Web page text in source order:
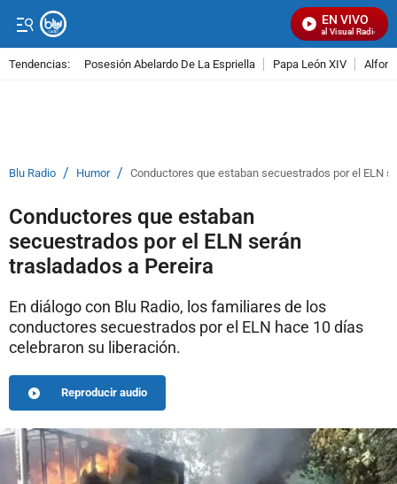
EN VIVO
Señal Visual Radio
Tendencias: Posesión Abelardo De La Espriella Papa León XIV
Blu Radio / Humor / Conductores que estaban secuestrados por el ELN
Conductores que estaban
secuestrados por el ELN serán
trasladados a Pereira
En diálogo con Blu Radio, los familiares de los
conductores secuestrados por el ELN hace 10 días
celebraron su liberación.
Reproducir audio